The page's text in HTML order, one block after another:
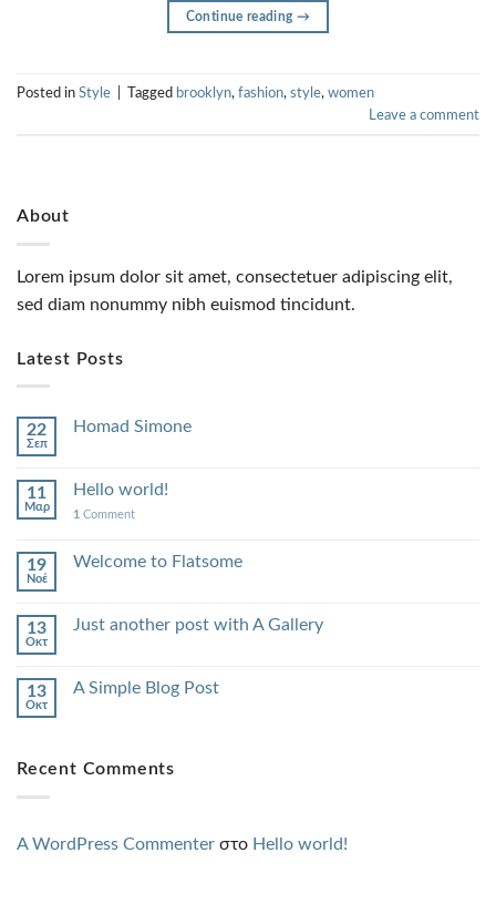
Continue reading →
Posted in Style Tagged brooklyn, fashion, style, women
Leave a comment
About
Lorem ipsum dolor sit amet, consectetuer adipiscing elit,
sed diam nonummy nibh euismod tincidunt.
Latest Posts
22
Σεπ
Homad Simone
11
Μαρ
Hello world!
1 Comment
19
Νοέ
Welcome to Flatsome
13
Οκτ
Just another post with A Gallery
13
Οκτ
A Simple Blog Post
Recent Comments
A WordPress Commenter στο Hello world!